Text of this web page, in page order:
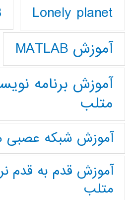
Lonely planet
آموزش MATLAB
آموزش برنامه
متلب
آموزش شبکه عصبی
آموزش قدم به قدم
متلب